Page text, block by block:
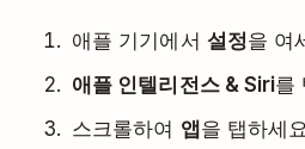
애플 기기에서 설정을 여
애플 인텔리전스 & Siri를
스크롤하여 앱을 탭하세